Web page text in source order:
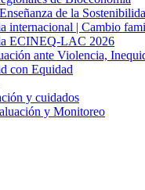
de la
internacional | Cambio
ECINEQ-LAC 2026
ante Violencia,
con Equidad
y cuidados
y Monitoreo